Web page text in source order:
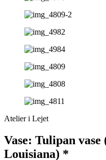
Atelier i Lejet
Vase: Tulipan vase
Louisiana) *